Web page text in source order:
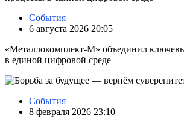
События
6 августа 2026 20:05
«Металлокомплект-М» объединил
в единой цифровой среде
События
8 февраля 2026 23:10